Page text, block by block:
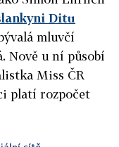
Ditu
mluvčí
Nově u ní působí
Miss ČR
platí rozpočet